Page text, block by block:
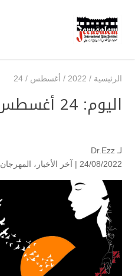
الرئيسية /
2022
/ أغسطس /
24
اليوم: 24 أغسطس، 2022
لـ Dr.Ezz
24/08/2022 |
آخر الأخبار ، المهرجان